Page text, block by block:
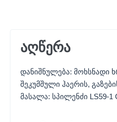
აღწერა
დანიშნულება: მოხსნადი
შეკუმშული ჰაერის,
მასალა: სპილენძი LS59-1